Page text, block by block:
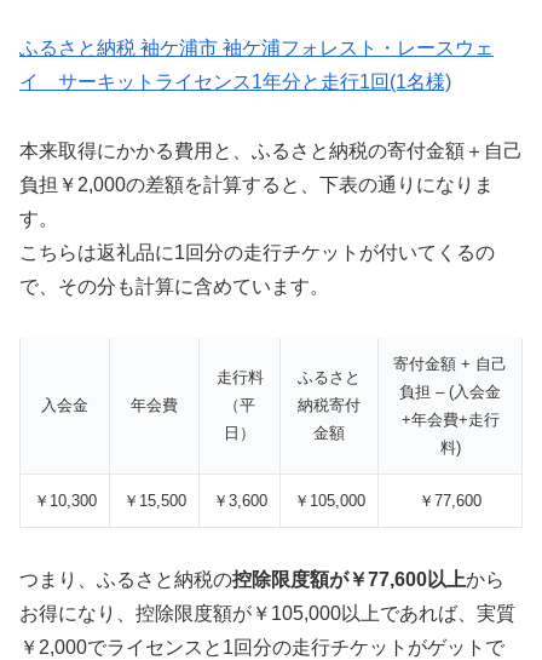
ふるさと納税 袖ケ浦市 袖ケ浦フォレスト・レースウェ
イ サーキットライセンス1年分と走行1回(1名様)
本来取得にかかる費用と、ふるさと納税の寄付金額＋自己
負担￥2,000の差額を計算すると、下表の通りになりま
す。
こちらは返礼品に1回分の走行チケットが付いてくるの
で、その分も計算に含めています。
入会金 年会費
走行料
（平
日）
ふるさと
納税寄付
金額
寄付金額 + 自己
負担 – (入会金
+年会費+走行
料)
￥10,300 ￥15,500 ￥3,600 ￥105,000 ￥77,600
つまり、ふるさと納税の控除限度額が￥77,600以上から
お得になり、控除限度額が￥105,000以上であれば、実質
￥2,000でライセンスと1回分の走行チケットがゲットで